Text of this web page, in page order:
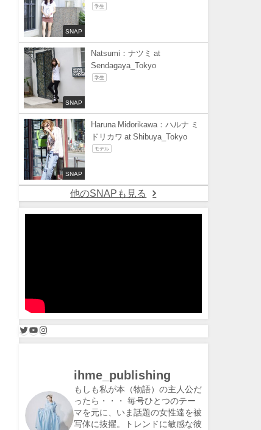
SNAP
学生
SNAP
Natsumi：ナツミ at
Sendagaya_Tokyo
学生
SNAP
Haruna Midorikawa：ハルナ ミ
ドリカワ at Shibuya_Tokyo
モデル
他のSNAPも見る
ihme_publishing
もしも私が本（物語）の主人公だ
ったら・・・
毎号ひとつのテー
マを元に、いま話題の女性達を被
写体に抜擢。トレンドに敏感な彼